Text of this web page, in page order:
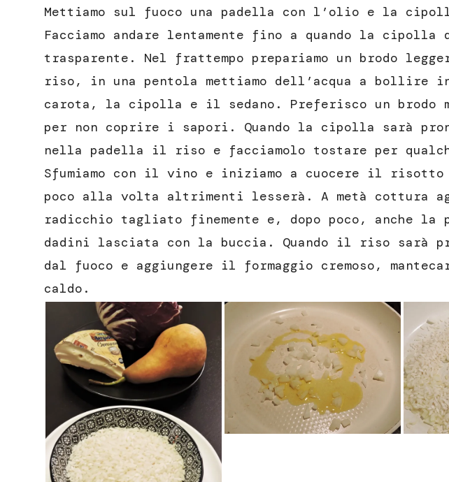
Mettiamo sul fuoco una padella con l’olio e la
Facciamo andare lentamente fino a quando la cipolla
trasparente. Nel frattempo prepariamo un brodo
riso, in una pentola mettiamo dell’acqua a bollire
carota, la cipolla e il sedano. Preferisco un brodo
per non coprire i sapori. Quando la cipolla sarà
nella padella il riso e facciamolo tostare per
Sfumiamo con il vino e iniziamo a cuocere il
poco alla volta altrimenti lesserà. A metà cottura
radicchio tagliato finemente e, dopo poco, anche la
dadini lasciata con la buccia. Quando il riso sarà
dal fuoco e aggiungere il formaggio cremoso,
caldo.